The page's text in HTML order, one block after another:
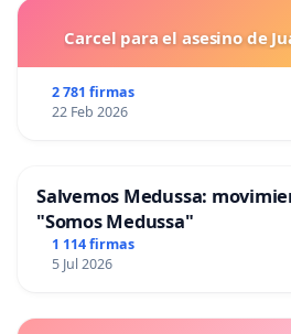
Carcel para el asesino de
2 781 firmas
22 Feb 2026
Salvemos Medussa:
"Somos Medussa"
1 114 firmas
5 Jul 2026